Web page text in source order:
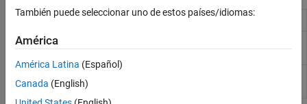
Discretos
Operadores lineales
Tablas de búsqueda
Operadores no lineales
PS Integrator
Integrate physical signal
PS State-Space
Function
También puede seleccionar uno de estos países/idiomas:
América
América Latina (Español)
Canada (English)